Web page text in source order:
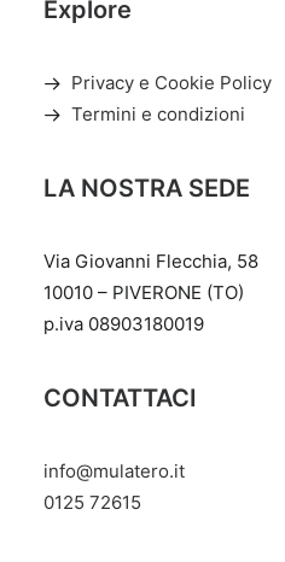
possono
nella
del
Explore
Privacy e Cookie Policy
Termini e condizioni
LA NOSTRA SEDE
Via Giovanni Flecchia, 58
10010 – PIVERONE (TO)
p.iva 08903180019
CONTATTACI
info@mulatero.it
‭0125 72615‬